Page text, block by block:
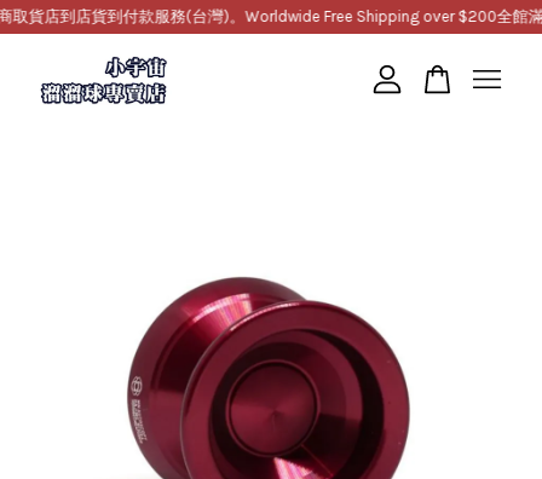
貨店到店貨到付款服務(台灣)。Worldwide Free Shipping over $200全館滿